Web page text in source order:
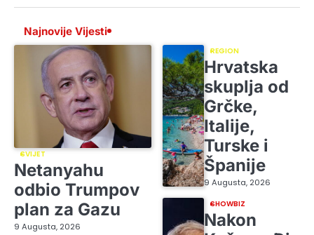
Najnovije Vijesti
SVIJET
Netanyahu
odbio Trumpov
plan za Gazu
9 Augusta, 2026
REGION
Hrvatska
skuplja od
Grčke,
Italije,
Turske i
Španije
9 Augusta, 2026
SHOWBIZ
Nakon